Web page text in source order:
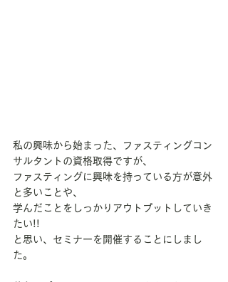
私の興味から始まった、ファスティングコン
サルタントの資格取得ですが、
ファスティングに興味を持っている方が意外
と多いことや、
学んだことをしっかりアウトプットしていき
たい!!
と思い、セミナーを開催することにしまし
た。